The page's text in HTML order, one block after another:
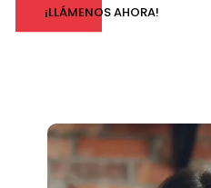
¡LLÁMENOS AHORA!